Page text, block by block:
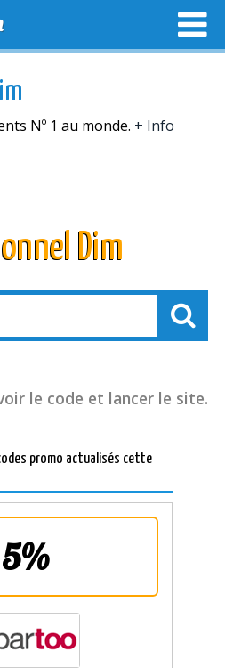
Nº 1 au monde. + Info
Dim
le code et lancer le site.
promo actualisés cette
5%